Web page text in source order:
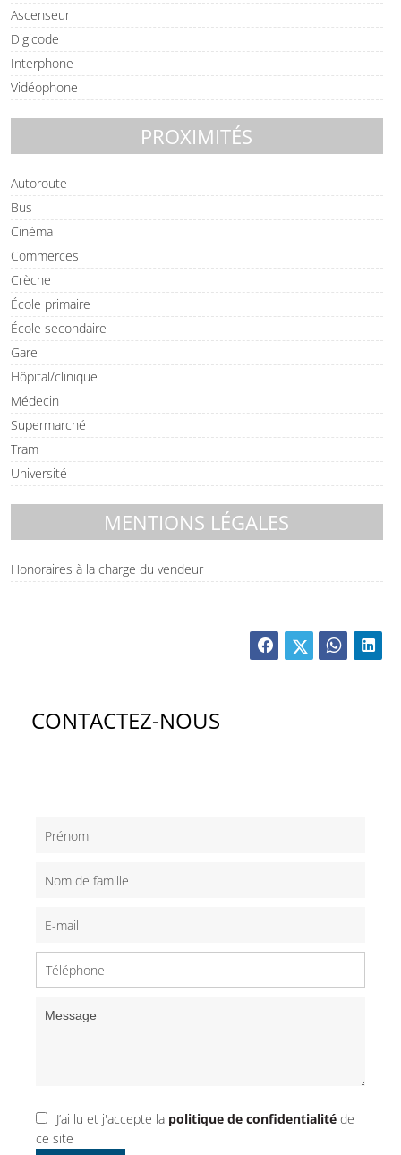
Ascenseur
Digicode
Interphone
Vidéophone
PROXIMITÉS
Autoroute
Bus
Cinéma
Commerces
Crèche
École primaire
École secondaire
Gare
Hôpital/clinique
Médecin
Supermarché
Tram
Université
MENTIONS LÉGALES
Honoraires à la charge du vendeur
CONTACTEZ-NOUS
J’ai lu et j'accepte la politique de confidentialité de
ce site